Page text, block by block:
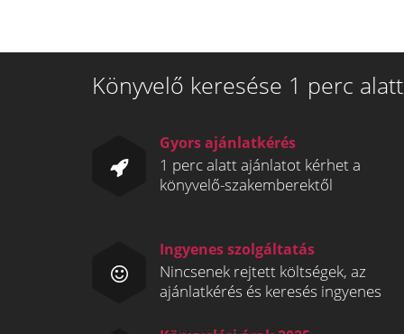
Könyvelő keresése 1 perc
Gyors ajánlatkérés
1 perc alatt ajánlatot kérhet a
könyvelő-szakemberektől
Ingyenes szolgáltatás
Nincsenek rejtett költségek, az
ajánlatkérés és keresés ingyenes